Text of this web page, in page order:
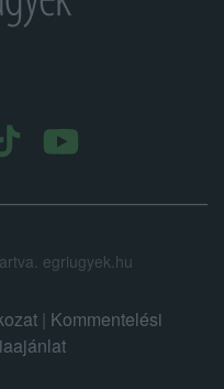
egriugyek.hu
| Kommentelési